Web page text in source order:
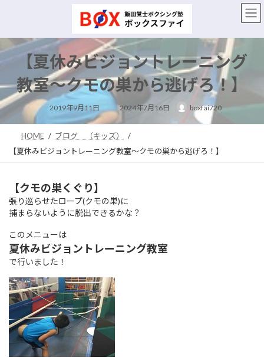
ン
ツ
へ
キ
ッ
プ
ー
シ
ョ
に
移
動
【夏休みビジョントレーニング
教室～クモの巣から逃げろ！】
2019年9月11日
終
新
時
:
2024年7月16日 boxfai720
HOME
ブログ （キッズ）
【夏休みビジョントレーニング教室～クモの巣から逃げろ！】
【クモの巣くぐり】
張り巡らせたロープ(クモの巣)に
捕まらないように脱出できるかな？
このメニューは
夏休みビジョントレーニング教室
で行いました！